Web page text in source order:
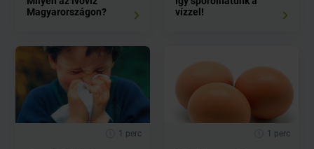
Magyarországon?
vízzel!
1 perc 1 perc